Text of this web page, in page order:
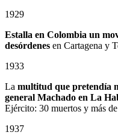
1929
Estalla en Colombia un
desórdenes en Cartagena y
1933
La multitud que pretendía
general Machado en La
Ejército: 30 muertos y más
1937